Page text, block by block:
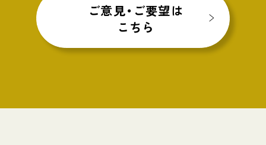
ご意見・ご要望は
こちら